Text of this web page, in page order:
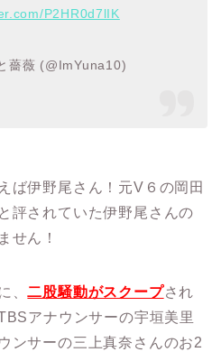
P2HR0d7lIK
薇 (@ImYuna10)
ば伊野尾さん！元V６の岡田
評されていた伊野尾さんの
せん！
、二股騒動がスクープされ
アナウンサーの宇垣美里
ンサーの三上真奈さんのお2